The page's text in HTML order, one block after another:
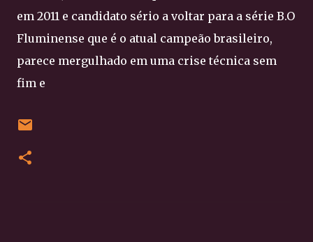
em 2011 e candidato sério a voltar para a série B.O
Fluminense que é o atual campeão brasileiro,
parece mergulhado em uma crise técnica sem
fim e